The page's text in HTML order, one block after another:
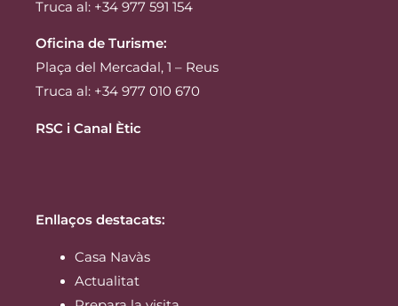
Truca al: +34 977 591 154
Oficina de Turisme:
Plaça del Mercadal, 1 – Reus
Truca al: +34 977 010 670
RSC i Canal Ètic
Enllaços destacats:
Casa Navàs
Actualitat